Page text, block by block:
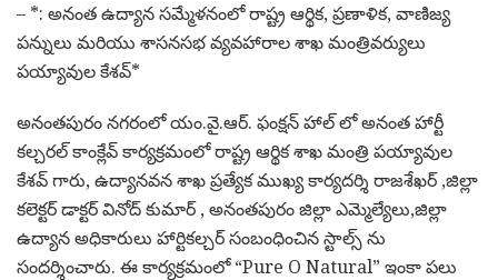
– *: అనంత ఉద్యాన సమ్మేళనంలో రాష్ట్ర ఆర్థిక, ప్రణాళిక, వాణిజ్య
పన్నులు మరియు శాసనసభ వ్యవహారాల శాఖ మంత్రివర్యులు
పయ్యావుల కేశవ్*
అనంతపురం నగరంలో యం.వై.ఆర్. ఫంక్షన్ హాల్ లో అనంత హార్టీ
కల్చరల్ కాంక్లేవ్ కార్యక్రమంలో రాష్ట్ర ఆర్థిక శాఖ మంత్రి పయ్యావుల
కేశవ్ గారు, ఉద్యానవన శాఖ ప్రత్యేక ముఖ్య కార్యదర్శి రాజశేఖర్ ,జిల్లా
కలెక్టర్ డాక్టర్ వినోద్ కుమార్ , అనంతపురం జిల్లా ఎమ్మెల్యేలు,జిల్లా
ఉద్యాన అధికారులు హార్టికల్చర్ సంబంధించిన స్టాల్స్ ను
సందర్శించారు. ఈ కార్యక్రమంలో “Pure O Natural” ఇంకా పలు